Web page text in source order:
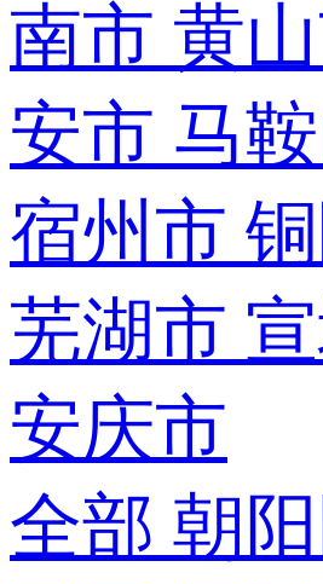
南市 黄
安市 马
宿州市
芜湖市
安庆市
全部 朝